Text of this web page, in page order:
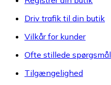
Driv trafik til din butik
Vilkår for kunder
Ofte stillede spørgsmål
Tilgængelighed